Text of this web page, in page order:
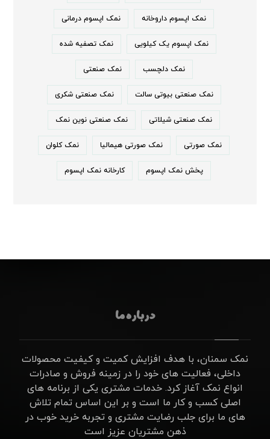
نمک اپسوم داروخانه نمک اپسوم درمانی
نمک اپسوم یک کیلویی نمک تصفیه شده
نمک دلچسب نمک صنعتی
نمک صنعتی بیوتی سالت نمک صنعتی شکری
نمک صنعتی شیلاتی نمک صنعتی نوین نمک
نمک صورتی نمک صورتی هیمالیا نمک کلوان
پخش نمک اپسوم کارخانه نمک اپسوم
درباره ما
نمک سمنان، با هدف افزایش کمیت و کیفیت محصولات
داخلی، فعالیت های خود را در زمینه فروش و صادرات
انواع نمک آغاز کرد. خدمات مشتری یکی از برنامه های
اصلی کسب و کار ما است و بر این اساس تمام تلاش
های ما برای جلب رضایت مشتری و تجربه خرید خوب در
ذهن مشتریان عزیز است